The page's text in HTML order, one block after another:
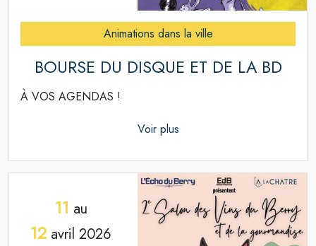
Animations dans la ville
BOURSE DU DISQUE ET DE LA BD
À VOS AGENDAS !
Voir plus
11 au
12 avril 2026